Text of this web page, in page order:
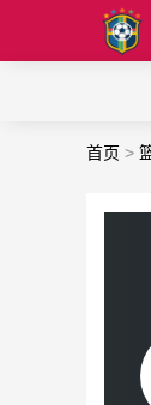
首页 >